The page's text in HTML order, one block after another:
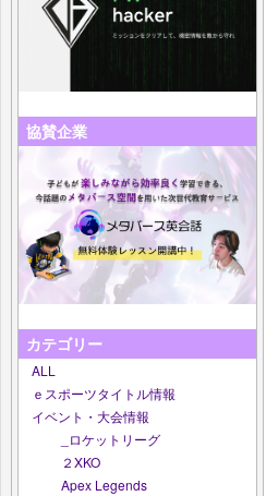
協賛企業
カテゴリー
ALL
ｅスポーツタイトル情報
イベント・大会情報
_ロケットリーグ
２XKO
Apex Legends